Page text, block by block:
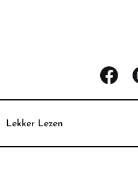
Lekker Lezen